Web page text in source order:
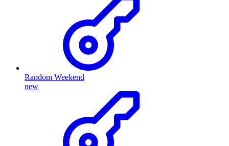
Random Weekend
new